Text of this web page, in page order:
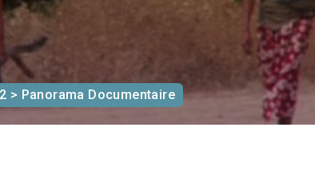
> Panorama Documentaire